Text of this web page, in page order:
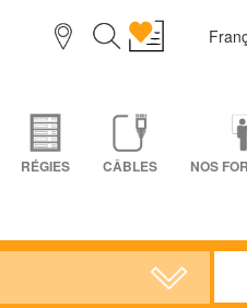
RÉGIES CÂBLES NOS